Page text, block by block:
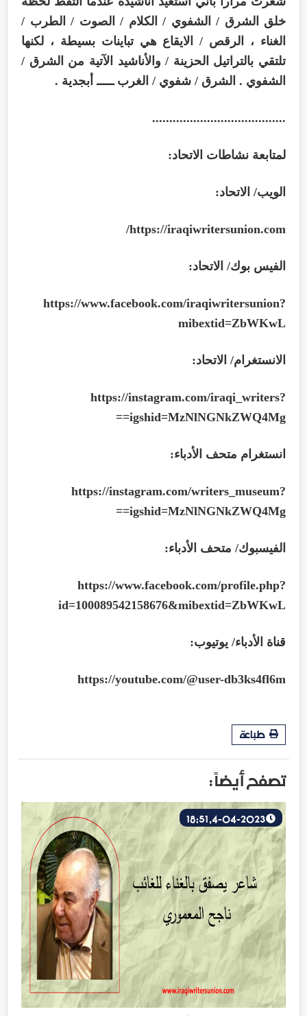
خلق الشرق / الشفوي / الكلام / الصوت / الطرب /
الغناء ، الرقص / الايقاع هي تباينات بسيطة ، لكنها
تلتقي بالتراتيل الحزينة / والأناشيد الآتية من الشرق /
الشفوي . الشرق / شفوي / الغرب ـــــ أبجدية .
.......................................
لمتابعة نشاطات الاتحاد:
الويب/ الاتحاد:
https://iraqiwritersunion.com/
الفيس بوك/ الاتحاد:
https://www.facebook.com/iraqiwritersunion?
mibextid=ZbWKwL
الانستغرام/ الاتحاد:
https://instagram.com/iraqi_writers?
igshid=MzNlNGNkZWQ4Mg==
انستغرام متحف الأدباء:
https://instagram.com/writers_museum?
igshid=MzNlNGNkZWQ4Mg==
الفيسبوك/ متحف الأدباء:
https://www.facebook.com/profile.php?
id=100089542158676&mibextid=ZbWKwL
قناة الأدباء/ يوتيوب:
https://youtube.com/@user-db3ks4fl6m
طباعة
تصفح أيضاً :